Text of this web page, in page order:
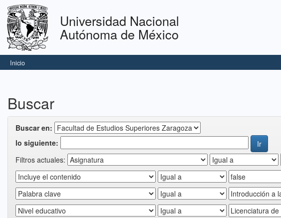
Skip
navigation
Universidad Nacional
Autónoma de México
Inicio
Buscar
Buscar en:
lo siguiente:
Filtros actuales: